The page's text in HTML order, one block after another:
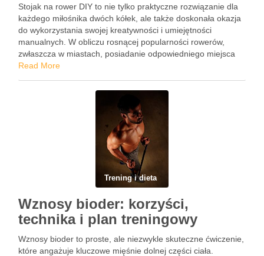
Stojak na rower DIY to nie tylko praktyczne rozwiązanie dla
każdego miłośnika dwóch kółek, ale także doskonała okazja
do wykorzystania swojej kreatywności i umiejętności
manualnych. W obliczu rosnącej popularności rowerów,
zwłaszcza w miastach, posiadanie odpowiedniego miejsca
do ich przechowywania staje się niezbędne. Dlaczego nie
Read More
Trening i dieta
Wznosy bioder: korzyści,
technika i plan treningowy
Wznosy bioder to proste, ale niezwykle skuteczne ćwiczenie,
które angażuje kluczowe mięśnie dolnej części ciała.